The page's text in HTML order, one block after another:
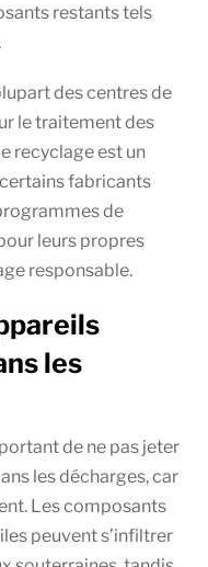
restants tels
des centres de
le traitement des
recyclage est un
fabricants
de
leurs propres
responsable.
les
de ne pas jeter
les décharges, car
Les composants
peuvent s’infiltrer